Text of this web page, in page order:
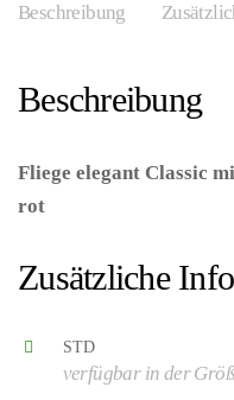
Beschreibung
Beschreibung
Fliege elegant Classic
rot
Zusätzliche
STD
verfügbar in der